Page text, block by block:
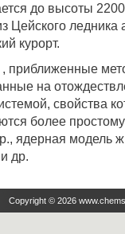
до высоты
Цейского ледника
курорт.
на
свойства
более
ядерная модель
др.
Copyright © 2026